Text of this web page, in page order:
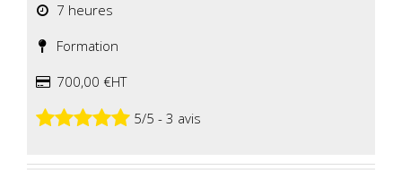
7 heures
Formation
700,00 €HT
5/5 - 3 avis